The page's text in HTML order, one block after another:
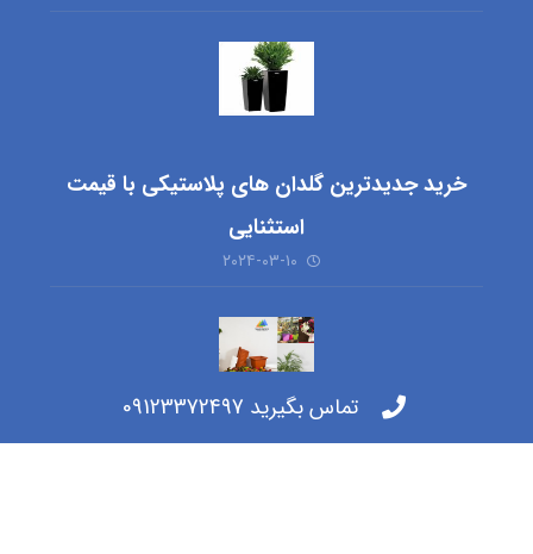
خرید جدیدترین گلدان های پلاستیکی با قیمت
استثنایی
۲۰۲۴-۰۳-۱۰
تماس بگیرید 09123372497